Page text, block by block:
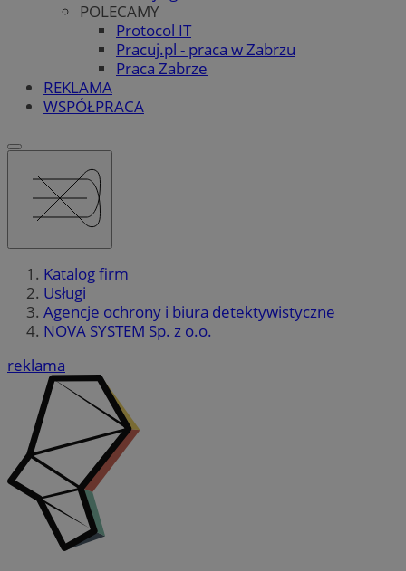
POLECAMY
Protocol IT
Pracuj.pl - praca w Zabrzu
Praca Zabrze
REKLAMA
WSPÓŁPRACA
Katalog firm
Usługi
Agencje ochrony i biura detektywistyczne
NOVA SYSTEM Sp. z o.o.
reklama